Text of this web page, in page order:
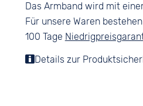
Das Armband wird mit
Für unsere Waren
100 Tage
Details zur